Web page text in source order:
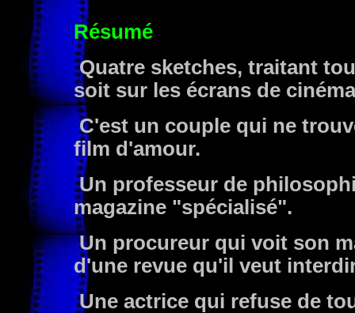
Résumé
Quatre sketches, traitant
soit sur les écrans de
C'est un couple qui ne
film d'amour.
Un professeur de
magazine "spécialisé".
Un procureur qui voit son
d'une revue qu'il veut
Une actrice qui refuse de